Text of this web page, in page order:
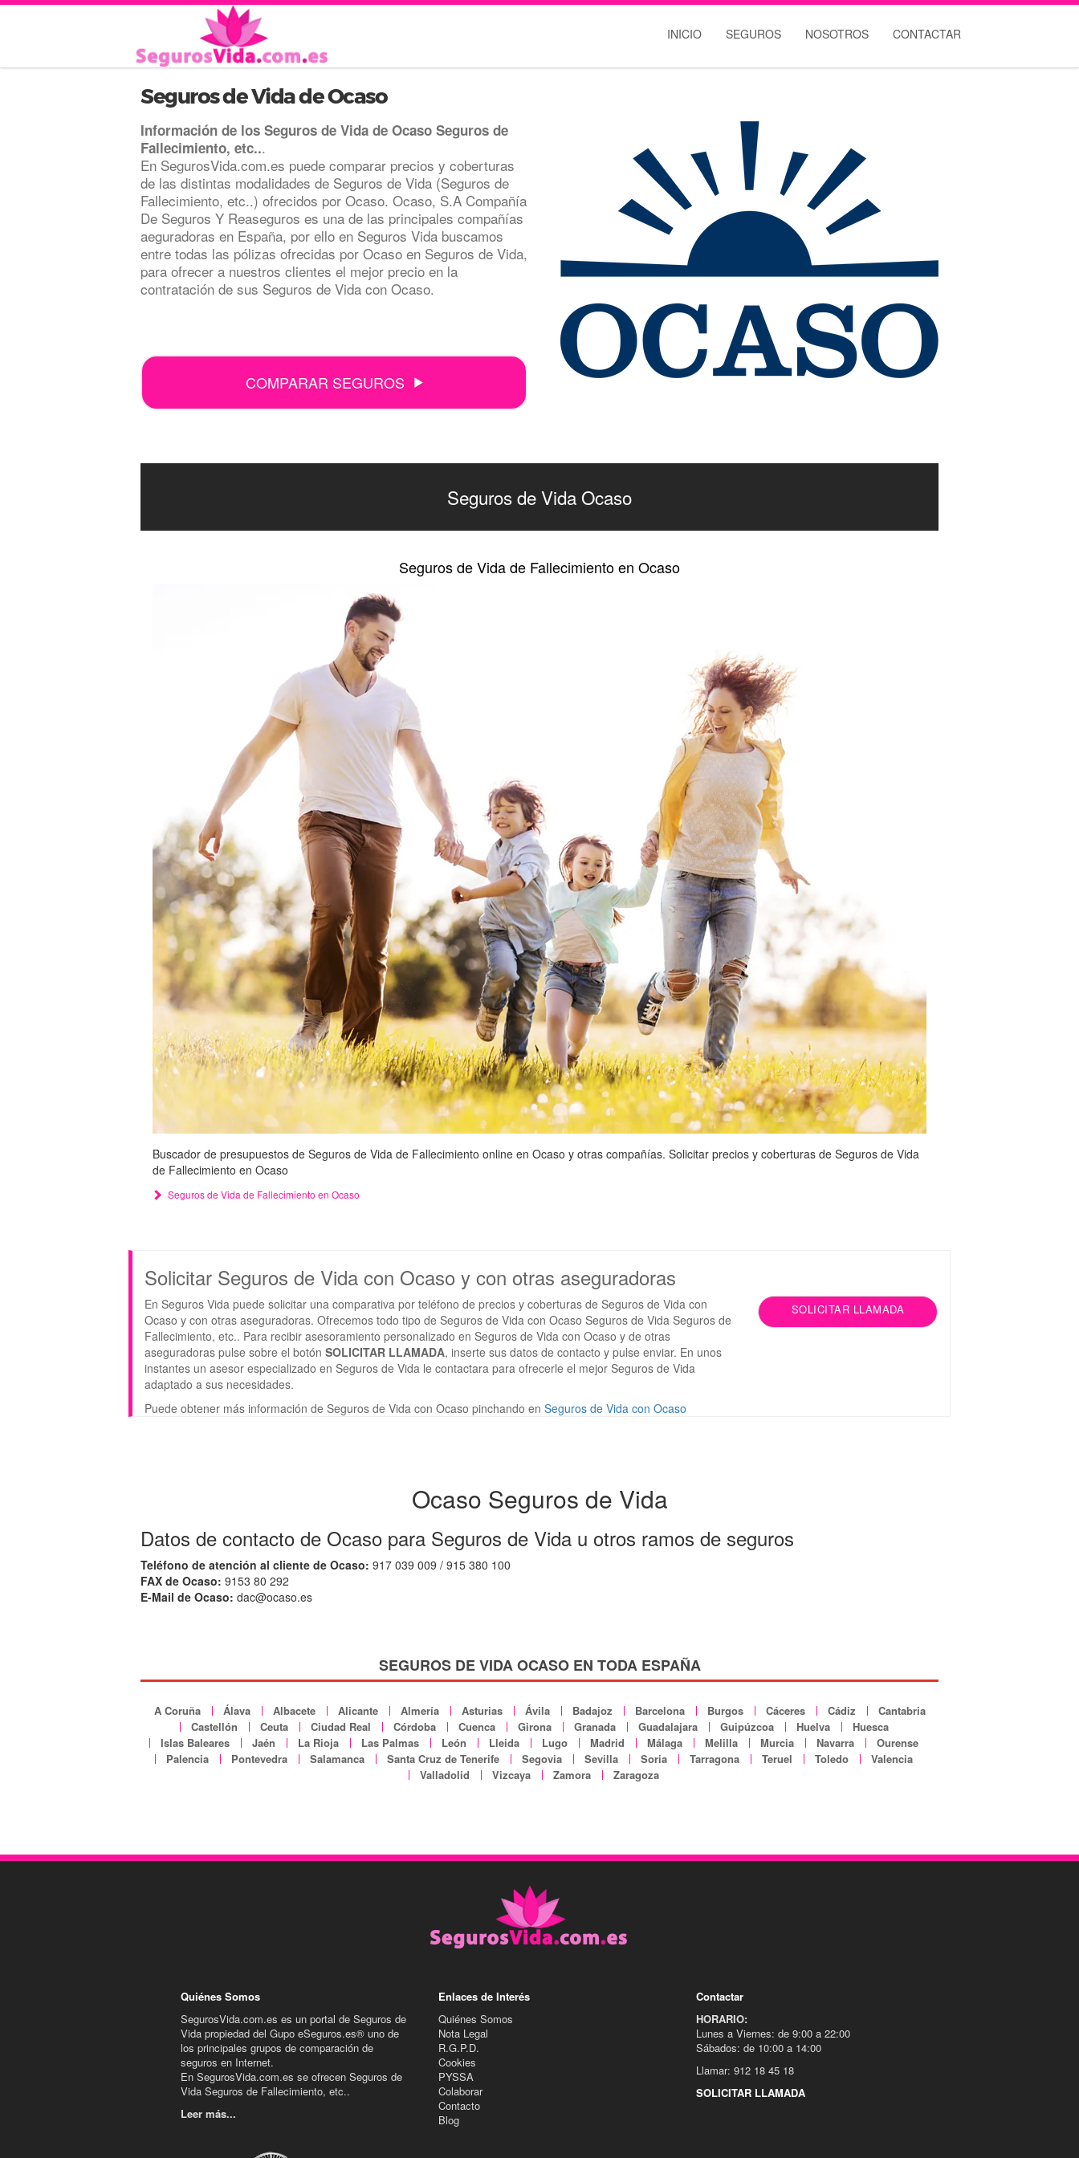
INICIO SEGUROS NOSOTROS CONTACTAR
Seguros de Vida de Ocaso
Información de los Seguros de Vida de Ocaso Seguros de
Fallecimiento, etc...
En SegurosVida.com.es puede comparar precios y coberturas
de las distintas modalidades de Seguros de Vida (Seguros de
Fallecimiento, etc..) ofrecidos por Ocaso. Ocaso, S.A Compañía
De Seguros Y Reaseguros es una de las principales compañías
aeguradoras en España, por ello en Seguros Vida buscamos
entre todas las pólizas ofrecidas por Ocaso en Seguros de Vida,
para ofrecer a nuestros clientes el mejor precio en la
contratación de sus Seguros de Vida con Ocaso.
COMPARAR SEGUROS
Seguros de Vida Ocaso
Seguros de Vida de Fallecimiento en Ocaso
Buscador de presupuestos de Seguros de Vida de Fallecimiento online en Ocaso y otras compañías. Solicitar precios y coberturas de Seguros de Vida
de Fallecimiento en Ocaso
Seguros de Vida de Fallecimiento en Ocaso
Solicitar Seguros de Vida con Ocaso y con otras aseguradoras
En Seguros Vida puede solicitar una comparativa por teléfono de precios y coberturas de Seguros de Vida con
Ocaso y con otras aseguradoras. Ofrecemos todo tipo de Seguros de Vida con Ocaso Seguros de Vida Seguros de
Fallecimiento, etc.. Para recibir asesoramiento personalizado en Seguros de Vida con Ocaso y de otras
aseguradoras pulse sobre el botón SOLICITAR LLAMADA, inserte sus datos de contacto y pulse enviar. En unos
instantes un asesor especializado en Seguros de Vida le contactara para ofrecerle el mejor Seguros de Vida
adaptado a sus necesidades.
Puede obtener más información de Seguros de Vida con Ocaso pinchando en Seguros de Vida con Ocaso
SOLICITAR LLAMADA
Ocaso Seguros de Vida
Datos de contacto de Ocaso para Seguros de Vida u otros ramos de seguros
Teléfono de atención al cliente de Ocaso: 917 039 009 / 915 380 100
FAX de Ocaso: 9153 80 292
E-Mail de Ocaso: dac@ocaso.es
SEGUROS DE VIDA OCASO EN TODA ESPAÑA
A Coruña Álava Albacete Alicante Almería Asturias Ávila Badajoz Barcelona Burgos Cáceres Cádiz
Cantabria
Castellón
Ceuta Ciudad Real Córdoba Cuenca Girona Granada Guadalajara Guipúzcoa Huelva
Huesca
Islas Baleares
Jaén La Rioja Las Palmas León Lleida Lugo Madrid Málaga Melilla Murcia Navarra
Ourense
Palencia
Pontevedra Salamanca Santa Cruz de Tenerife Segovia Sevilla Soria Tarragona Teruel Toledo
Valencia
Valladolid
Vizcaya Zamora Zaragoza
Quiénes Somos
SegurosVida.com.es es un portal de Seguros de
Vida propiedad del Gupo eSeguros.es® uno de
los principales grupos de comparación de
seguros en Internet.
En SegurosVida.com.es se ofrecen Seguros de
Vida Seguros de Fallecimiento, etc..
Leer más...
Enlaces de Interés
Quiénes Somos
Nota Legal
R.G.P.D.
Cookies
PYSSA
Colaborar
Contacto
Blog
Contactar
HORARIO:
Lunes a Viernes: de 9:00 a 22:00
Sábados: de 10:00 a 14:00
Llamar: 912 18 45 18
SOLICITAR LLAMADA